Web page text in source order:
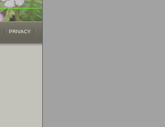
PRIVACY